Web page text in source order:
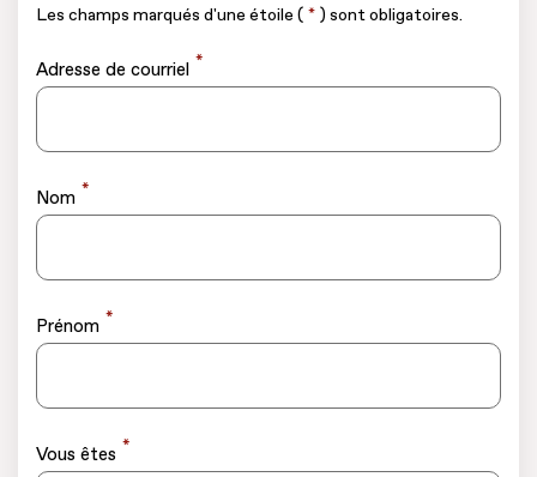
Les champs marqués d'une étoile ( * ) sont obligatoires.
Adresse de courriel *
Nom *
Prénom *
Vous êtes *